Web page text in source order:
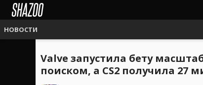
НОВОСТИ
Valve запустила бету
поиском, а CS2 получила 27